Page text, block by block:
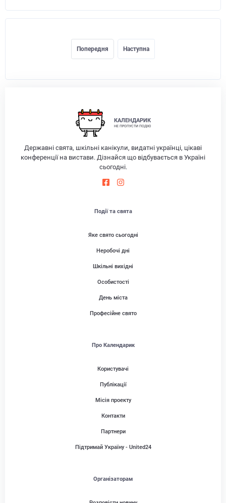
Попередня Наступна
КАЛЕНДАРИК
НЕ ПРОПУСТИ ПОДІЮ
Державні свята, шкільні канікули, видатні українці, цікаві
конференції на вистави. Дізнайся що відбувається в Україні
сьогодні.
Події та свята
Яке свято сьогодні
Неробочі дні
Шкільні вихідні
Особистості
День міста
Професійне свято
Про Календарик
Користувачі
Публікації
Місія проекту
Контакти
Партнери
Підтримай Україну - United24
Організаторам